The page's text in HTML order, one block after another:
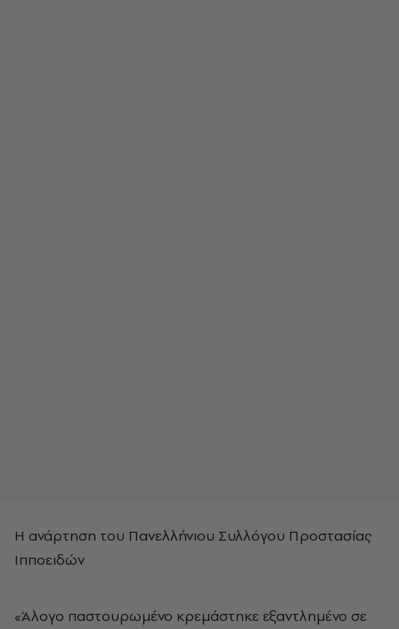
Η ανάρτηση του Πανελλήνιου Συλλόγου Προστασίας
Ιπποειδών
«Άλογο παστουρωμένο κρεμάστηκε εξαντλημένο σε